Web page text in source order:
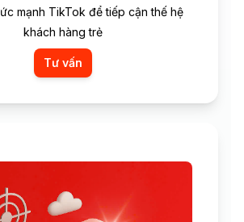
mạnh TikTok để tiếp cận thế hệ
khách hàng trẻ
Tư vấn